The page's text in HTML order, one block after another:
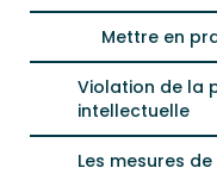
Mettre en
Violation de la
intellectuelle
Les mesures